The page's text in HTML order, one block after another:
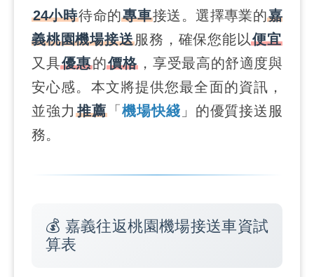
24小時待命的專車接送。選擇專業的嘉
義桃園機場接送服務，確保您能以便宜
又具優惠的價格 ，享受最高的舒適度與
安心感。本文將提供您最全面的資訊，
並強力 推薦 「機場快綫 」的優質接送服
務。
💰 嘉義往返桃園機場接送車資試
算表